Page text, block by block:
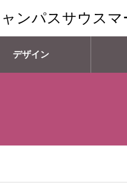
ンパスサウスマ
デザイン